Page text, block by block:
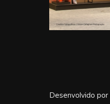
Desenvolvido por